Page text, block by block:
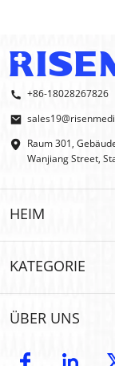
+86-18028267826
Raum 301,
Wanjiang Street,
HEIM
HEIM
PRODUKTE
KATEGORIE
Maßgeschneidert
ÜBER UNS
Einführung